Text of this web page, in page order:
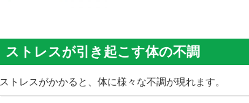
ストレスが引き起こす体の不調
ストレスがかかると、体に様々な不調が現れます。